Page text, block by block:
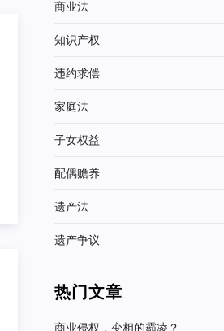
商业法
知识产权
违约求偿
家庭法
子女权益
配偶赡养
遗产法
遗产争议
热门文章
商业侵权，变相的霸凌？